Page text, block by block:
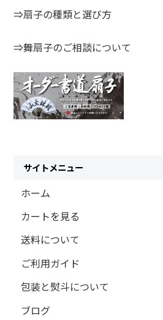
⇒扇子の種類と選び方
⇒舞扇子のご相談について
サイトメニュー
ホーム
カートを見る
送料について
ご利用ガイド
包装と熨斗について
ブログ